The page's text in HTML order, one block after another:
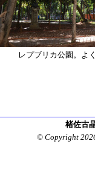
レプブリカ公園。よ
楮佐古
© Copyright